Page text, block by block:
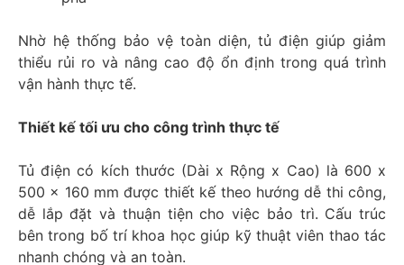
Nhờ hệ thống bảo vệ toàn diện, tủ điện giúp giảm
thiểu rủi ro và nâng cao độ ổn định trong quá trình
vận hành thực tế.
Thiết kế tối ưu cho công trình thực tế
Tủ điện có kích thước (Dài x Rộng x Cao) là 600 x
500 x 160 mm được thiết kế theo hướng dễ thi công,
dễ lắp đặt và thuận tiện cho việc bảo trì. Cấu trúc
bên trong bố trí khoa học giúp kỹ thuật viên thao tác
nhanh chóng và an toàn.